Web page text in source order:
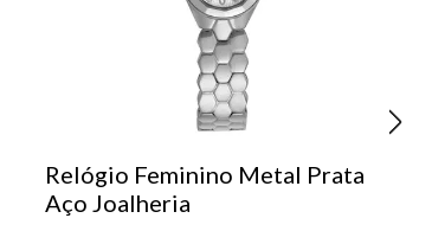
Relógio Feminino Metal Prata
Aço Joalheria